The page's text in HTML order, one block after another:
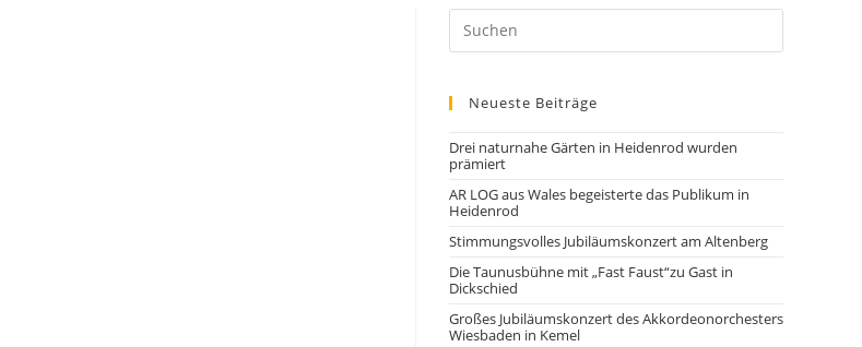
Neueste Beiträge
Drei naturnahe Gärten in Heidenrod wurden
prämiert
AR LOG aus Wales begeisterte das Publikum in
Heidenrod
Stimmungsvolles Jubiläumskonzert am Altenberg
Die Taunusbühne mit „Fast Faust“zu Gast in
Dickschied
Großes Jubiläumskonzert des Akkordeonorchesters
Wiesbaden in Kemel